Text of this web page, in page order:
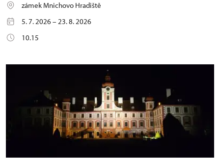
zámek Mnichovo Hradiště
5. 7. 2026 – 23. 8. 2026
10.15